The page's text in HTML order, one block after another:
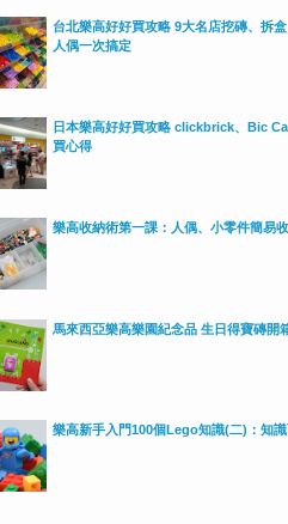
台北樂高好好買攻略 9大名店挖磚、拆
人偶一次搞定
日本樂高好好買攻略 clickbrick、Bic
買心得
樂高收納術第一課：人偶、小零件簡易
馬來西亞樂高樂園紀念品 生日得寶磚開
樂高新手入門100個Lego知識(二)：知